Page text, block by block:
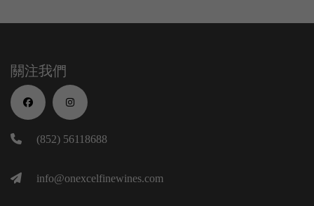
關注我們
(852) 56118688
info@onexcelfinewines.com